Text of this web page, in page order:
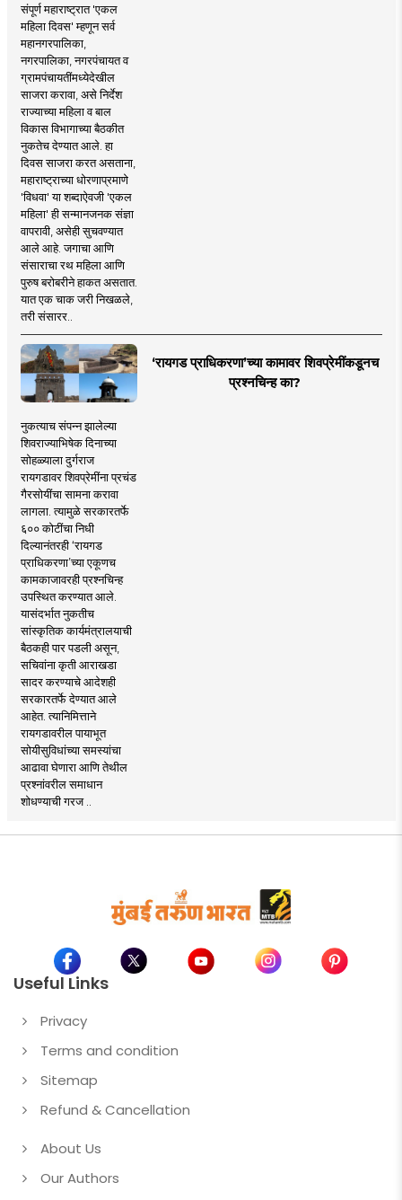
संपूर्ण महाराष्ट्रात 'एकल
महिला दिवस' म्हणून सर्व
महानगरपालिका,
नगरपालिका, नगरपंचायत व
ग्रामपंचायतींमध्येदेखील
साजरा करावा, असे निर्देश
राज्याच्या महिला व बाल
विकास विभागाच्या बैठकीत
नुकतेच देण्यात आले. हा
दिवस साजरा करत असताना,
महाराष्ट्राच्या धोरणाप्रमाणे
'विधवा' या शब्दाऐवजी 'एकल
महिला' ही सन्मानजनक संज्ञा
वापरावी, असेही सुचवण्यात
आले आहे. जगाचा आणि
संसाराचा रथ महिला आणि
पुरुष बरोबरीने हाकत असतात.
यात एक चाक जरी निखळले,
तरी संसारर..
‘रायगड प्राधिकरणा’च्या कामावर शिवप्रेमींकडूनच
प्रश्नचिन्ह का?
नुकत्याच संपन्न झालेल्या
शिवराज्याभिषेक दिनाच्या
सोहळ्याला दुर्गराज
रायगडावर शिवप्रेमींना प्रचंड
गैरसोयींचा सामना करावा
लागला. त्यामुळे सरकारतर्फे
६०० कोटींचा निधी
दिल्यानंतरही ‘रायगड
प्राधिकरणा’च्या एकूणच
कामकाजावरही प्रश्नचिन्ह
उपस्थित करण्यात आले.
यासंदर्भात नुकतीच
सांस्कृतिक कार्यमंत्रालयाची
बैठकही पार पडली असून,
सचिवांना कृती आराखडा
सादर करण्याचे आदेशही
सरकारतर्फे देण्यात आले
आहेत. त्यानिमित्ताने
रायगडावरील पायाभूत
सोयीसुविधांच्या समस्यांचा
आढावा घेणारा आणि तेथील
प्रश्नांवरील समाधान
शोधण्याची गरज ..
Useful Links
Privacy
Terms and condition
Sitemap
Refund & Cancellation
About Us
Our Authors